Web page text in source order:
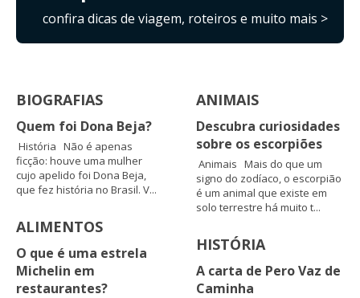
confira dicas de viagem, roteiros e muito mais >
BIOGRAFIAS
Quem foi Dona Beja?
História Não é apenas
ficção: houve uma mulher
cujo apelido foi Dona Beja,
que fez história no Brasil. V...
ALIMENTOS
O que é uma estrela
Michelin em
restaurantes?
ANIMAIS
Descubra curiosidades
sobre os escorpiões
Animais Mais do que um
signo do zodíaco, o escorpião
é um animal que existe em
solo terrestre há muito t...
HISTÓRIA
A carta de Pero Vaz de
Caminha